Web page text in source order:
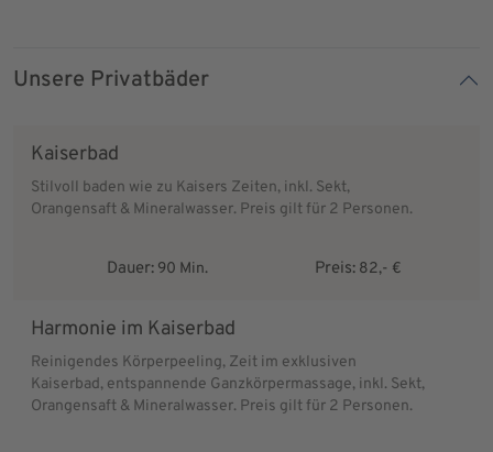
Unsere Privatbäder
Kaiserbad
Stilvoll baden wie zu Kaisers Zeiten, inkl. Sekt,
Orangensaft & Mineralwasser. Preis gilt für 2 Personen.
Dauer:90 Min. Preis: 82,- €
Harmonie im Kaiserbad
Reinigendes Körperpeeling, Zeit im exklusiven
Kaiserbad, entspannende Ganzkörpermassage, inkl. Sekt,
Orangensaft & Mineralwasser. Preis gilt für 2 Personen.